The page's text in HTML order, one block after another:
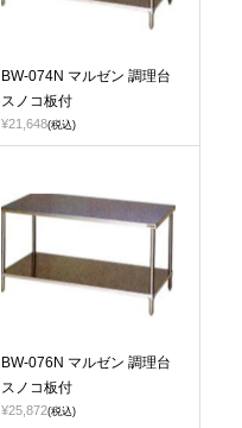
BW-074N マルゼン 調理台
スノコ板付
¥21,648(税込)
BW-076N マルゼン 調理台
スノコ板付
¥25,872(税込)